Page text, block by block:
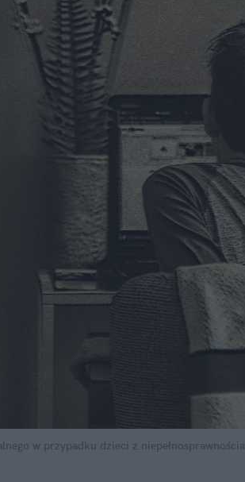
w przypadku dzieci z